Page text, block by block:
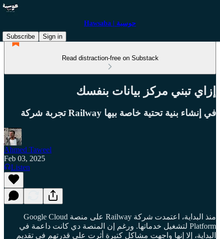
Hawsaba | حوسبة
Subscribe
Sign in
Read distraction-free on Substack
إزاي تبني مركز بيانات بنفسك
في إنشاء بنية تحتية خاصة بيها Railway تجربة شركة
Ahmed Taweel
Feb 03, 2025
Listen
منذ البداية، اعتمدت شركة Railway على منصة Google Cloud
Platform لتشغيل خدماتها. ورغم إن المنصة دي كانت داعمة في
البداية، إلا إنها واجهت مشاكل كتيرة أثرت على قدرتهم في تقديم